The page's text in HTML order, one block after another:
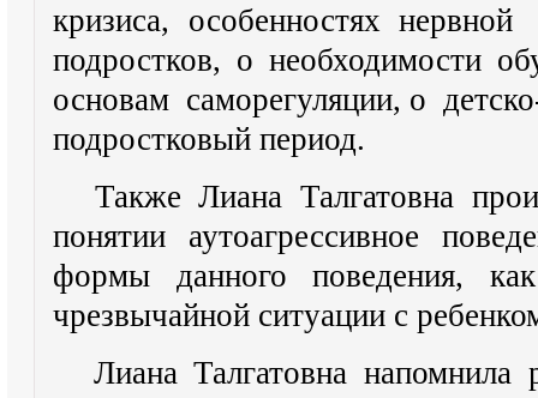
кризиса, особенностях
подростков, о необходимости
основам саморегуляции, о
подростковый период.
Также Лиана Талгатовна
понятии аутоагрессивное
формы данного поведения,
чрезвычайной ситуации с
Лиана Талгатовна напомнила